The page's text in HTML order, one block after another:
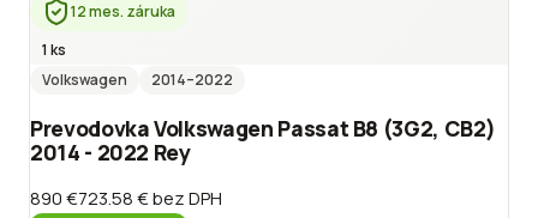
12 mes. záruka
1 ks
Volkswagen
2014–2022
Prevodovka Volkswagen Passat B8 (3G2, CB2)
2014 - 2022 Rey
890 €723.58 €bez DPH